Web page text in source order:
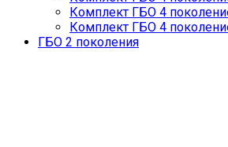
Комплект ГБО 4
Комплект ГБО 4
ГБО 2 поколения